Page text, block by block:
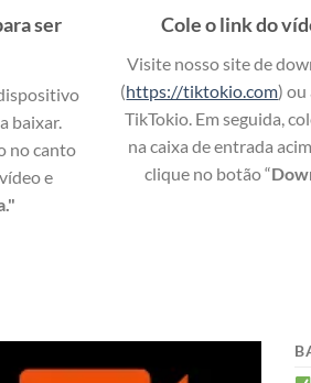
ser
baixar.
no canto
e
Cole o link do
Visite nosso site de
(https://tiktokio.com)
TikTokio. Em seguida,
na caixa de entrada
clique no botão “